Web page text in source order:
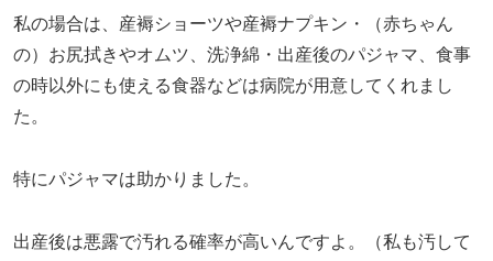
私の場合は、産褥ショーツや産褥ナプキン・（赤ちゃん
の）お尻拭きやオムツ、洗浄綿・出産後のパジャマ、食事
の時以外にも使える食器などは病院が用意してくれまし
た。
特にパジャマは助かりました。
出産後は悪露で汚れる確率が高いんですよ。（私も汚して